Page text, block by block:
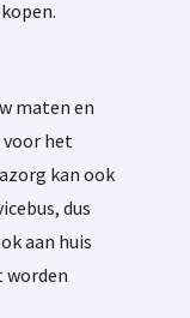
maten en
voor het
kan ook
dus
aan huis
worden